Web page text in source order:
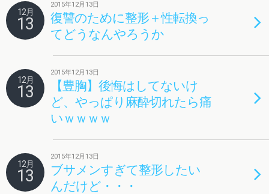
12月
13
2015年12月13日
復讐のために整形＋性転換っ
てどうなんやろうか
12月
13
2015年12月13日
【豊胸】後悔はしてないけ
ど、やっぱり麻酔切れたら痛
いｗｗｗｗ
12月
13
2015年12月13日
ブサメンすぎて整形したい
んだけど・・・